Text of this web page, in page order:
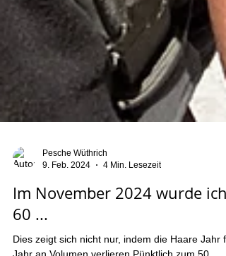
9. Feb. 2024
4 Min. Lesezeit
Im November 2024 wurde ich
60 ...